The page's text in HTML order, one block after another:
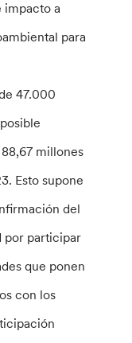
impacto a
para
47.000
millones
Esto supone
del
por participar
que ponen
con los